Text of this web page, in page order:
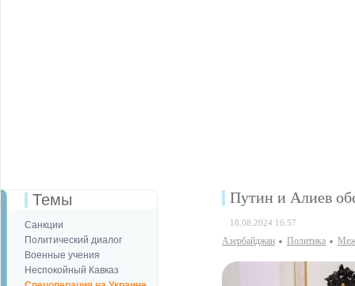
Темы
Санкции
Политический диалог
Военные учения
Неспокойный Кавказ
Путин и Алиев
18.08.2024 16:57
Азербайджан Политика